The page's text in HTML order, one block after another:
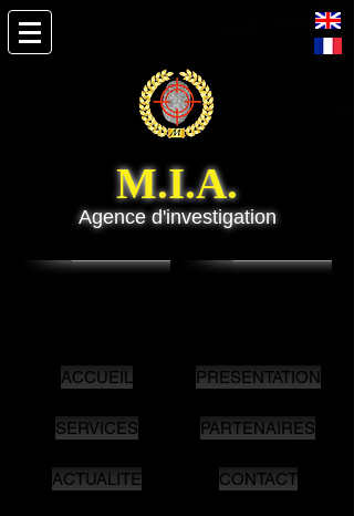
M.I.A.
Agence d'investigation
ACCUEIL PRESENTATION
SERVICES PARTENAIRES
ACTUALITE CONTACT